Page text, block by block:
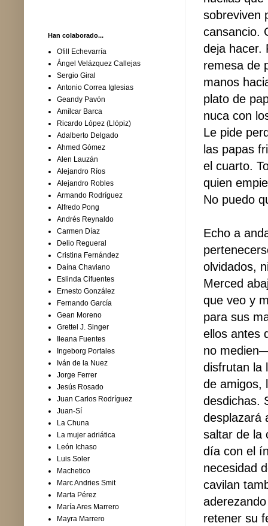
sobreviven
cansancio.
deja hacer.
remesa de
manos
plato de
nuca con
Le pide
las papas
el cuarto.
quien
No puedo
Echo a
olvidados,
Merced
que veo y
para sus
ellos antes
no
disfrutan la
de amigos,
desdichas.
desplazará
saltar de la
día con el
necesidad
cavilan
retener su
Han colaborado...
Ofill Echevarría
Ángel Velázquez Callejas
Sergio Giral
Antonio Correa Iglesias
Geandy Pavón
Amílcar Barca
Ricardo López (Llópiz)
Adalberto Delgado
Ahmed Gómez
Alen Lauzán
Alejandro Ríos
Alejandro Robles
Armando Rodríguez
Alfredo Pong
Andrés Reynaldo
Carmen Díaz
Delio Regueral
Cristina Fernández
Daína Chaviano
Eslinda Cifuentes
Ernesto González
Fernando García
Gean Moreno
Grettel J. Singer
Ileana Fuentes
Ingeborg Portales
Iván de la Nuez
Jorge Ferrer
Jesús Rosado
Juan Carlos Rodríguez
Juan-Sí
La Chuna
La mujer adriática
León Ichaso
Luis Soler
Machetico
Marc Andries Smit
Marta Pérez
María Ares Marrero
Mayra Marrero